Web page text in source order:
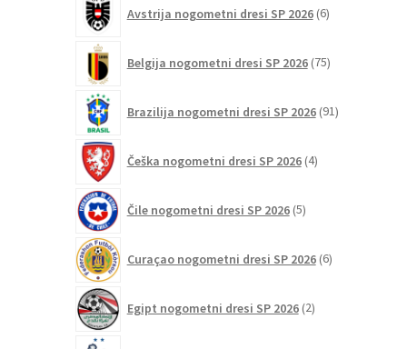
Avstrija nogometni dresi SP 2026 6izdelkov
Belgija nogometni dresi SP 2026 75izdelkov
Brazilija nogometni dresi SP 2026 91izdelkov
Češka nogometni dresi SP 2026 4izdelki
Čile nogometni dresi SP 2026 5izdelkov
Curaçao nogometni dresi SP 2026 6izdelkov
Egipt nogometni dresi SP 2026 2izdelka